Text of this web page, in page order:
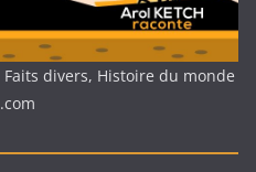
divers, Histoire du monde